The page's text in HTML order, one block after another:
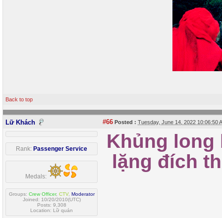
Back to top
Lữ Khách #66 Posted : Tuesday, June 14, 2022 10:06:50
Rank: Passenger Service
Medals:
Groups: Crew Officer, CTV, Moderator
Joined: 10/20/2010(UTC)
Posts: 9,308
Location: Lữ quán
Khủng long
lặng đích